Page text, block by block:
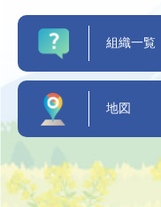
組織一覧
地図